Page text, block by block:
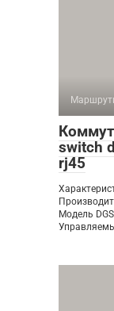
switch
rj45
Модель